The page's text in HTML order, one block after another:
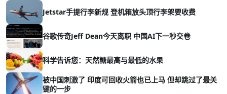
Jetstar手提行李新规 登机箱放头顶行李架要收费
谷歌传奇Jeff Dean今天离职 中国AI下一秒交卷
科学告诉您：天然糖最高与最低的水果
被中国刺激了 印度可回收火箭也已上马 但却跳过了最关
键的一步